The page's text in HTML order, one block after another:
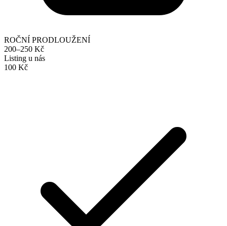
ROČNÍ PRODLOUŽENÍ
200–250 Kč
Listing u nás
100 Kč